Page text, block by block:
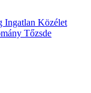
Ingatlan Közélet
Tőzsde